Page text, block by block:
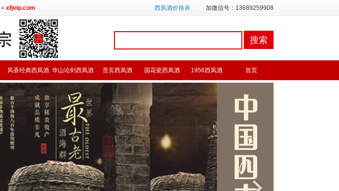
= xfjvip.com 西凤酒价格表 加微信号：13689259908
首页
1956西凤酒
国花瓷西凤酒
贵宾西凤酒
华山论剑西凤酒
凤香经典西凤酒